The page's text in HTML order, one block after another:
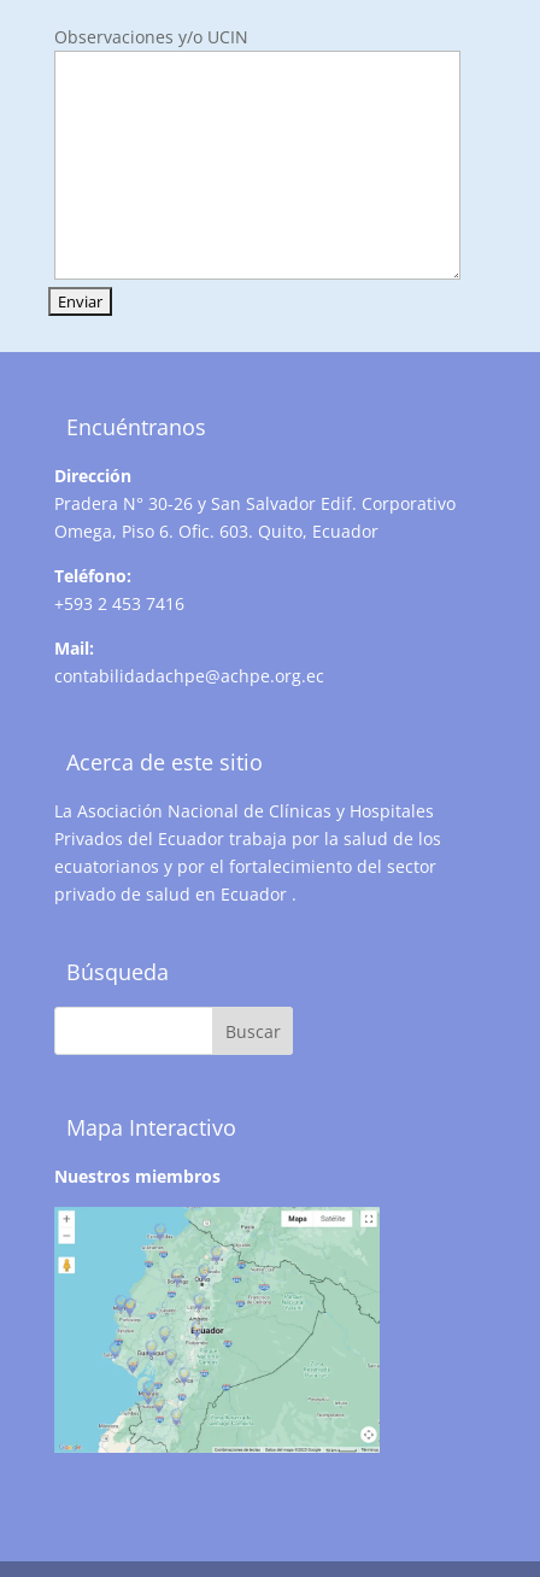
Observaciones y/o UCIN
Encuéntranos
Dirección
Pradera N° 30-26 y San Salvador Edif. Corporativo
Omega, Piso 6. Ofic. 603. Quito, Ecuador
Teléfono:
+593 2 453 7416
Mail:
contabilidadachpe@achpe.org.ec
Acerca de este sitio
La Asociación Nacional de Clínicas y Hospitales
Privados del Ecuador trabaja por la salud de los
ecuatorianos y por el fortalecimiento del sector
privado de salud en Ecuador .
Búsqueda
Mapa Interactivo
Nuestros miembros